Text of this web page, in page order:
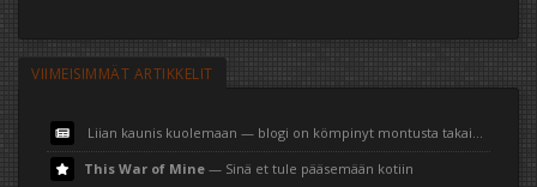
VIIMEISIMMÄT ARTIKKELIT
Liian kaunis kuolemaan — blogi on kömpinyt montusta takaisin
This War of Mine — Sinä et tule pääsemään kotiin